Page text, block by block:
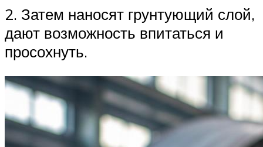
2. Затем наносят грунтующий слой,
дают возможность впитаться и
просохнуть.